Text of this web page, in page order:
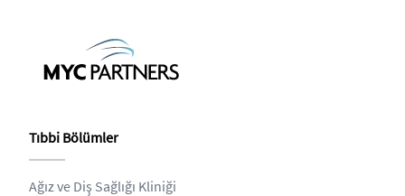
Tıbbi Bölümler
Ağız ve Diş Sağlığı Kliniği